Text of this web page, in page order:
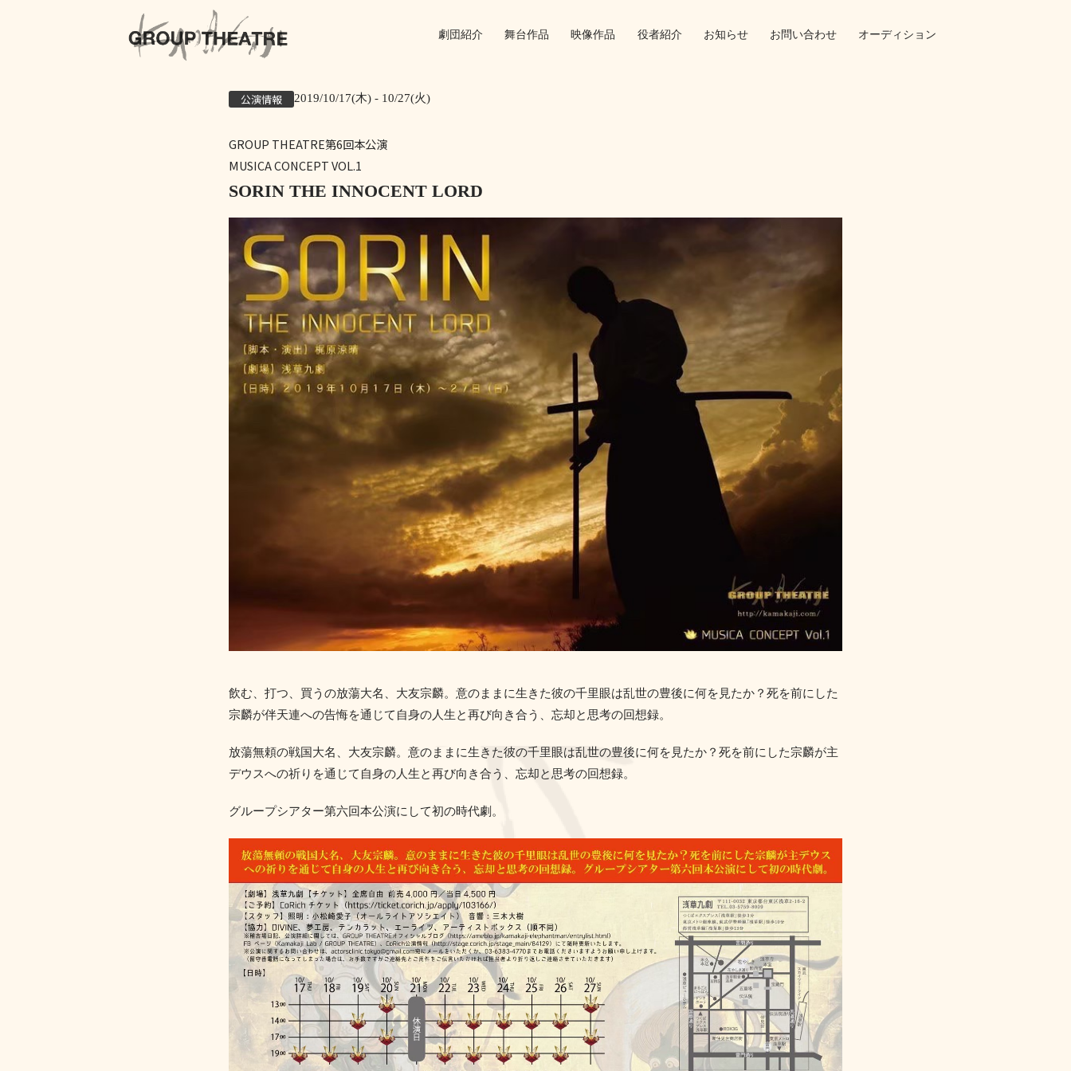
劇団紹介 舞台作品 映像作品 役者紹介 お知らせ お問い合わせ オーディション
公演情報 2019/10/17(木) - 10/27(火)
GROUP THEATRE第6回本公演
MUSICA CONCEPT VOL.1
SORIN THE INNOCENT LORD
飲む、打つ、買うの放蕩大名、大友宗麟。意のままに生きた彼の千里眼は乱世の豊後に何を見たか？死を前にした
宗麟が伴天連への告悔を通じて自身の人生と再び向き合う、忘却と思考の回想録。
放蕩無頼の戦国大名、大友宗麟。意のままに生きた彼の千里眼は乱世の豊後に何を見たか？死を前にした宗麟が主
デウスへの祈りを通じて自身の人生と再び向き合う、忘却と思考の回想録。
グループシアター第六回本公演にして初の時代劇。